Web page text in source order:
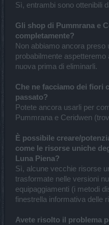
Sì, entrambi sono ottenibili
Gli shop di Pummrana e
completamente?
Non abbiamo ancora preso
probabilmente aspetteremo
nuova prima di eliminarli.
Che ne facciamo dei fiori
passato?
Potete ancora usarli per
Pummrana e Ceridwen
È possibile creare/
come le risorse uniche
Luna Piena?
Sì, alcune vecchie risorse
trasformate nelle versioni
equipaggiamenti (i metodi
finestrella informativa delle
Avete risolto il problema